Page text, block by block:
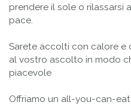
prendere il sole o rilassarsi
pace.
Sarete accolti con calore e
al vostro ascolto in modo
piacevole
Offriamo un all-you-can-